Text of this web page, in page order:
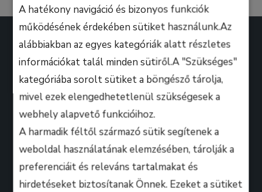
A hatékony navigáció és bizonyos funkciók
működésének érdekében sütiket használunk.Az
alábbiakban az egyes kategóriák alatt részletes
információkat talál minden sütiről.A "Szükséges"
kategóriába sorolt sütiket a böngésző tárolja,
mivel ezek elengedhetetlenül szükségesek a
webhely alapvető funkcióihoz.
A harmadik féltől származó sütik segítenek a
weboldal használatának elemzésében, tárolják a
preferenciáit és releváns tartalmakat és
hirdetéseket biztosítanak Önnek. Ezeket a sütiket
A B.M. Music School magasan képzett zenész-
oktatói úgy döntöttek, hogy ezen a platformon
keresztül professzionális keretek között, mindenki
számára lehetőséget biztosítanak arra, hogy
kihozza magából a maximumot, amire csak zeneileg
vágyhat!